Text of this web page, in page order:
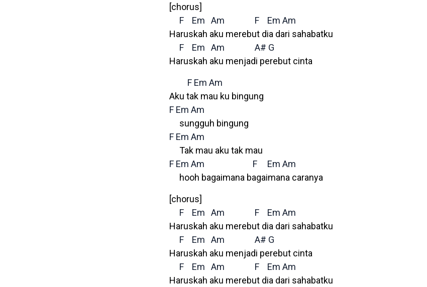
[chorus]
F
Em Am F Em Am
Haruskah aku merebut dia dari sahabatku
F
Em Am A# G
Haruskah aku menjadi perebut cinta
F Em Am
Aku tak mau ku bingung
F Em Am
sungguh bingung
F Em Am
Tak mau aku tak mau
F Em Am F Em Am
hooh bagaimana bagaimana caranya
[chorus]
F
Em Am F Em Am
Haruskah aku merebut dia dari sahabatku
F
Em Am A# G
Haruskah aku menjadi perebut cinta
F
Em Am F Em Am
Haruskah aku merebut dia dari sahabatku